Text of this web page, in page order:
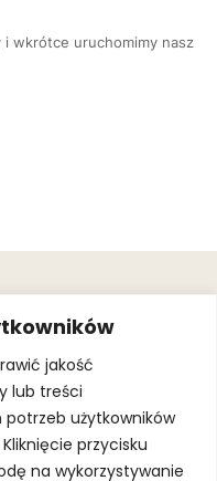
jakość
lub treści
użytkowników
przycisku
na wykorzystywanie
wkrótce uruchomimy nasz
JOIN OUR
MAILING
By subscribing,
you agree to
ourTerms of
UseandPrivacy